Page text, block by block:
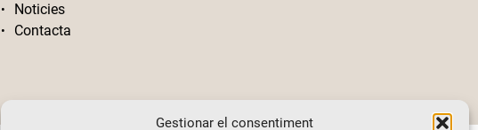
Gestionar el consentiment
Noticies
Contacta